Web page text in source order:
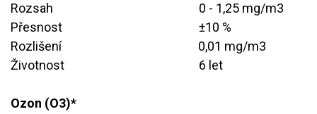
Rozsah
​0 - 1,25 mg/m3
Přesnost
​±10 %
Rozlišení
​0,01 mg/m3
Životnost
​6 let
Ozon (O3)*